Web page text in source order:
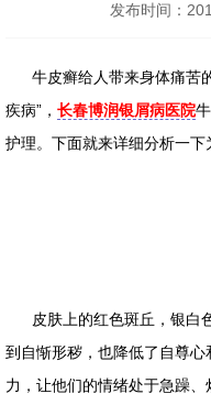
发布时间：
牛皮癣给人带来身体痛苦的
疾病”， 长春博润银屑病医院
护理。下面就来详细分析一下
皮肤上的红色斑丘，银白
到自惭形秽，也降低了自尊
力，让他们的情绪处于急躁、